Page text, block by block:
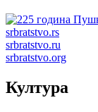
srbratstvo.rs
srbratstvo.ru
srbratstvo.org
Култура